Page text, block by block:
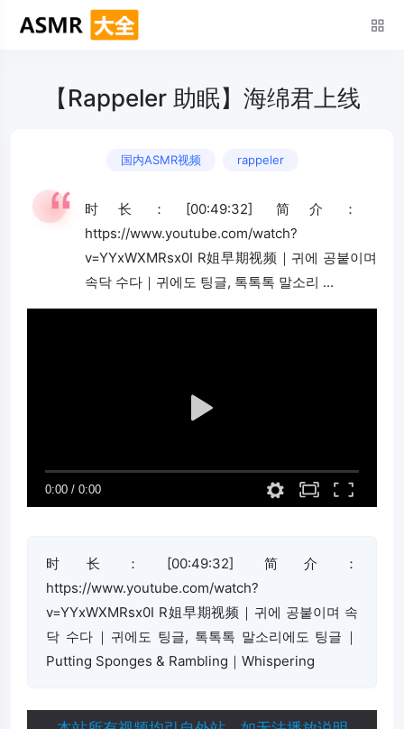
【Rappeler 助眠】海绵君上线
国内ASMR视频 rappeler
时长：[00:49:32] 简介：
https://www.youtube.com/watch?
v=YYxWXMRsx0I R姐早期视频｜귀에 공붙이며
속닥 수다｜귀에도 팅글, 톡톡톡 말소리 ...
时长：[00:49:32] 简介：
https://www.youtube.com/watch?
v=YYxWXMRsx0I R姐早期视频｜귀에 공붙이며 속
닥 수다｜귀에도 팅글, 톡톡톡 말소리에도 팅글｜
Putting Sponges & Rambling｜Whispering